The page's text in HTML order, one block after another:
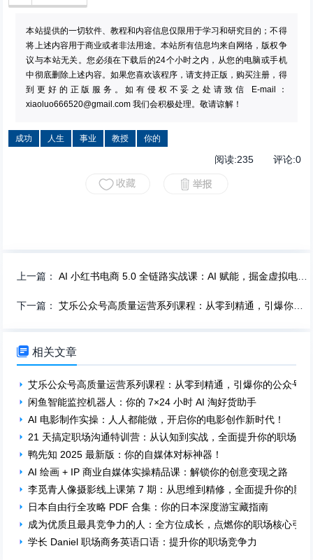
本站提供的一切软件、教程和内容信息仅限用于学习和研究目的；不得
将上述内容用于商业或者非法用途。本站所有信息均来自网络，版权争
议与本站无关。您必须在下载后的24个小时之内，从您的电脑或手机
中彻底删除上述内容。如果您喜欢该程序，请支持正版，购买注册，得
到更好的正版服务。如有侵权不妥之处请致信 E-mail：
xiaoluo666520@gmail.com 我们会积极处理。敬请谅解！
成功 人生 事业 教授 你的
阅读:235评论:0
上一篇：AI 小红书电商 5.0 全链路实战课：AI 赋能，掘金虚拟电商新蓝海！
下一篇：艾乐公众号高质量运营系列课程：从零到精通，引爆你的公众号！
 相关文章
艾乐公众号高质量运营系列课程：从零到精通，引爆你的公众号！
闲鱼智能监控机器人：你的 7×24 小时 AI 淘好货助手
AI 电影制作实操：人人都能做，开启你的电影创作新时代！
21 天搞定职场沟通特训营：从认知到实战，全面提升你的职场沟
鸭先知 2025 最新版：你的自媒体对标神器！
AI 绘画 + IP 商业自媒体实操精品课：解锁你的创意变现之路
李觅青人像摄影线上课第 7 期：从思维到精修，全面提升你的影
日本自由行全攻略 PDF 合集：你的日本深度游宝藏指南
成为优质且最具竞争力的人：全方位成长，点燃你的职场核心引擎
学长 Daniel 职场商务英语口语：提升你的职场竞争力